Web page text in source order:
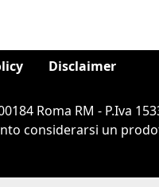
Disclaimer
Roma RM - P.Iva
considerarsi un